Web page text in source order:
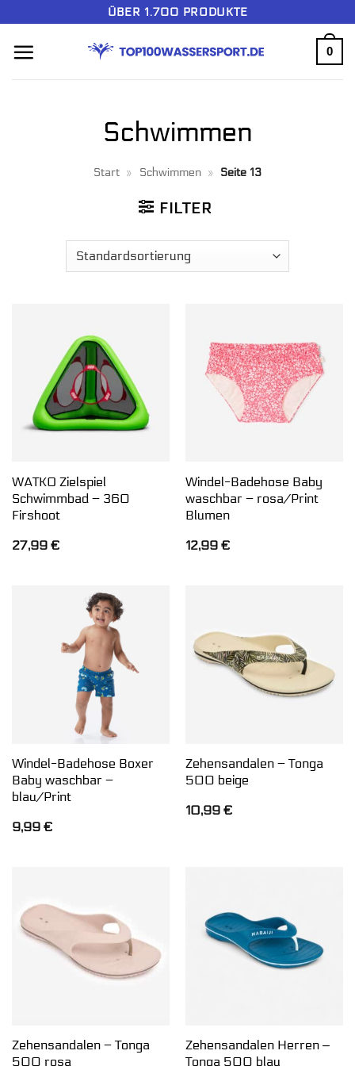
springen
ÜBER 1.700 PRODUKTE
0
Schwimmen
Start » Schwimmen » Seite 13
FILTER
WATKO Zielspiel
Schwimmbad – 360
Firshoot
27,99 €
Windel-Badehose Baby
waschbar – rosa/Print
Blumen
12,99 €
Windel-Badehose Boxer
Baby waschbar –
blau/Print
9,99 €
Zehensandalen – Tonga
500 beige
10,99 €
Zehensandalen – Tonga
500 rosa
Zehensandalen Herren ‒
Tonga 500 blau